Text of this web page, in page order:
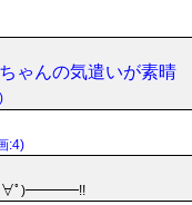
ゃんの気遣いが素晴
:4)
ﾟ∀ﾟ)━━━━!!